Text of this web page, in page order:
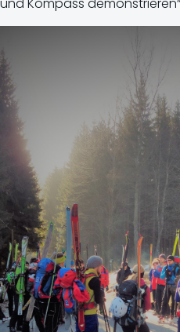
Kompass